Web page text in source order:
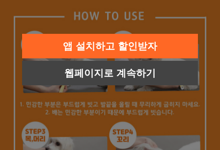
프 하세요!
앱 설치하고 할인받자
웹페이지로 계속하기